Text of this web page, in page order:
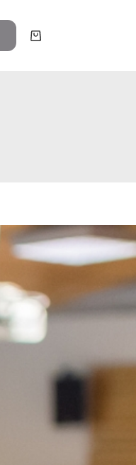
Winkelwagen